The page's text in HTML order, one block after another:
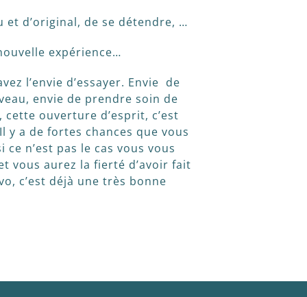
et d’original, de se détendre, …
expérience…
l’envie d’essayer. Envie de
envie de prendre soin de
ouverture d’esprit, c’est
y a de fortes chances que vous
n’est pas le cas vous vous
vous aurez la fierté d’avoir fait
c’est déjà une très bonne